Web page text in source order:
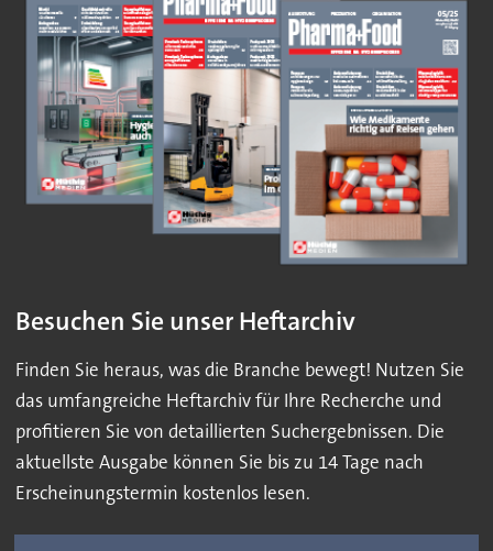
Besuchen Sie unser Heftarchiv
Finden Sie heraus, was die Branche bewegt! Nutzen Sie
das umfangreiche Heftarchiv für Ihre Recherche und
profitieren Sie von detaillierten Suchergebnissen. Die
aktuellste Ausgabe können Sie bis zu 14 Tage nach
Erscheinungstermin kostenlos lesen.